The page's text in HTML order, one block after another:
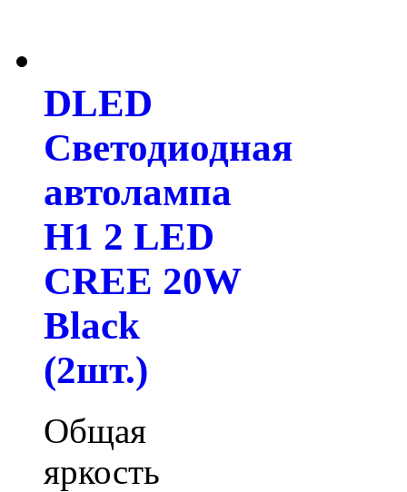
DLED
Светодиодная
автолампа
H1 2 LED
CREE 20W
Black
(2шт.)
Общая
яркость